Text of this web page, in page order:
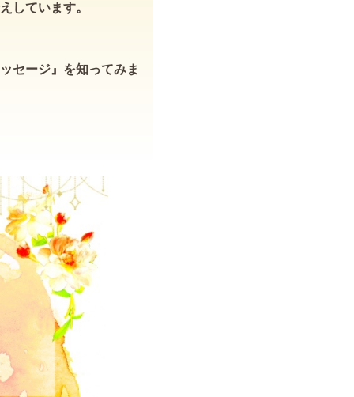
しています。
セージ』を知ってみま